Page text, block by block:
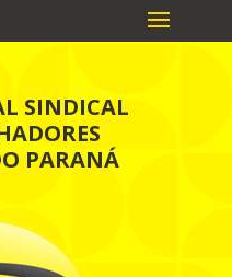
SINDICAL
PARANÁ